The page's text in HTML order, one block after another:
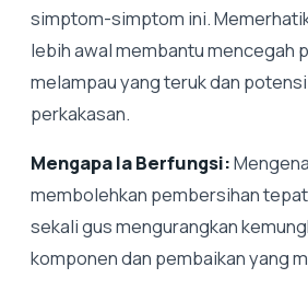
simptom-simptom ini.
lebih awal membantu mencegah
melampau yang teruk dan
perkakasan.
Mengapa Ia Berfungsi:
membolehkan pembersihan
sekali gus mengurangkan
komponen dan pembaikan yang